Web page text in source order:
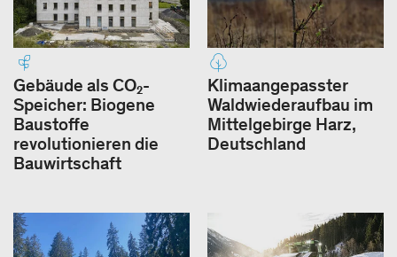
Gebäude als CO₂-
Speicher: Biogene
Baustoffe
revolutionieren die
Bauwirtschaft
Klimaangepasster
Waldwiederaufbau im
Mittelgebirge Harz,
Deutschland